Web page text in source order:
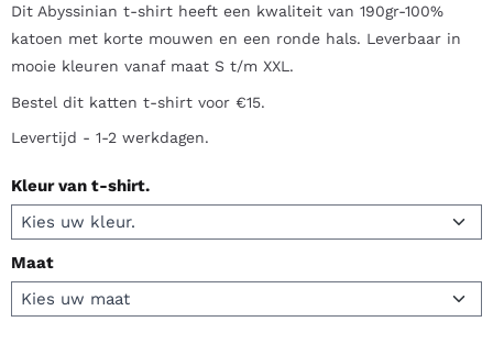
Dit Abyssinian t-shirt heeft een kwaliteit van 190gr-100%
katoen met korte mouwen en een ronde hals. Leverbaar in
mooie kleuren vanaf maat S t/m XXL.
Bestel dit katten t-shirt voor €15.
Levertijd - 1-2 werkdagen.
Kleur van t-shirt.
Maat